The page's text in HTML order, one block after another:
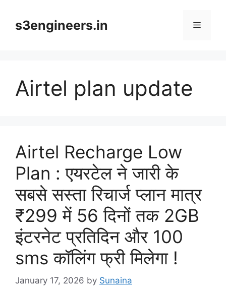
contents3engineers.in Menu
Airtel plan update
Airtel Recharge Low
Plan : एयरटेल ने जारी के
सबसे सस्ता रिचार्ज प्लान मात्र
₹299 में 56 दिनों तक 2GB
इंटरनेट प्रतिदिन और 100
sms कॉलिंग फ्री मिलेगा !
January 17, 2026 by Sunaina